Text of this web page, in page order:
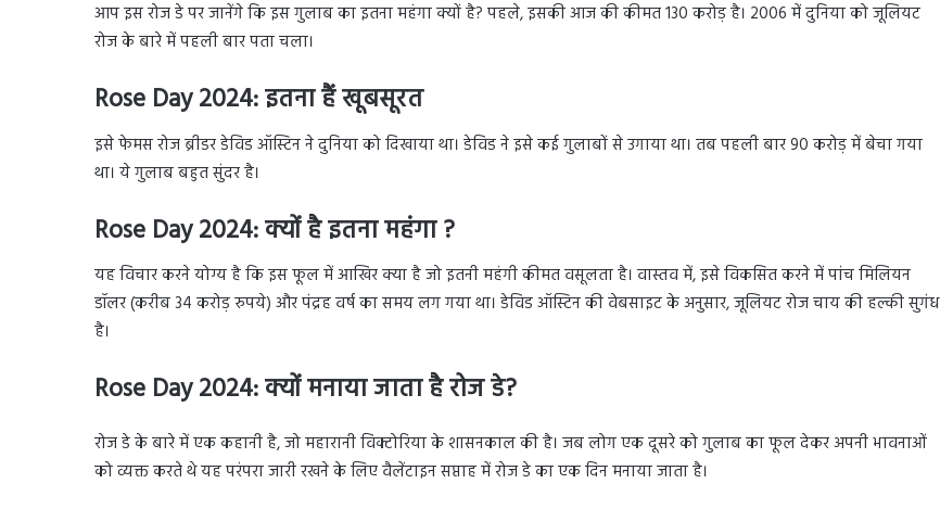
आप इस रोज डे पर जानेंगे कि इस गुलाब का इतना महंगा क्यों है? पहले, इसकी आज की कीमत 130 करोड़ है। 2006 में दुनिया को जूलियट
रोज के बारे में पहली बार पता चला।
Rose Day 2024: इतना हैं खूबसूरत
इसे फेमस रोज ब्रीडर डेविड ऑस्टिन ने दुनिया को दिखाया था। डेविड ने इसे कई गुलाबों से उगाया था। तब पहली बार 90 करोड़ में बेचा गया
था। ये गुलाब बहुत सुंदर है।
Rose Day 2024: क्यों है इतना महंगा ?
यह विचार करने योग्य है कि इस फूल में आखिर क्या है जो इतनी महंगी कीमत वसूलता है। वास्तव में, इसे विकसित करने में पांच मिलियन
डॉलर (करीब 34 करोड़ रुपये) और पंद्रह वर्ष का समय लग गया था। डेविड ऑस्टिन की वेबसाइट के अनुसार, जूलियट रोज चाय की हल्की सुगंध
है।
Rose Day 2024: क्यों मनाया जाता है रोज डे?
रोज डे के बारे में एक कहानी है, जो महारानी विक्टोरिया के शासनकाल की है। जब लोग एक दूसरे को गुलाब का फूल देकर अपनी भावनाओं
को व्यक्त करते थे यह परंपरा जारी रखने के लिए वैलेंटाइन सप्ताह में रोज डे का एक दिन मनाया जाता है।